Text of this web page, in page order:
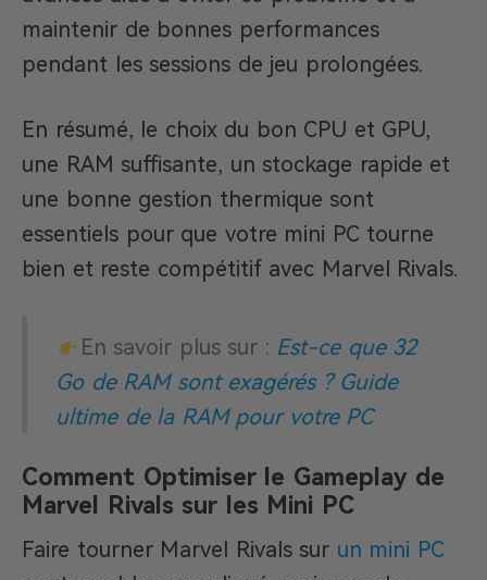
maintenir de bonnes performances
pendant les sessions de jeu prolongées.
En résumé, le choix du bon CPU et GPU,
une RAM suffisante, un stockage rapide et
une bonne gestion thermique sont
essentiels pour que votre mini PC tourne
bien et reste compétitif avec Marvel Rivals.
En savoir plus sur : Est-ce que 32
Go de RAM sont exagérés ? Guide
ultime de la RAM pour votre PC
Comment Optimiser le Gameplay de
Marvel Rivals sur les Mini PC
Faire tourner Marvel Rivals sur un mini PC